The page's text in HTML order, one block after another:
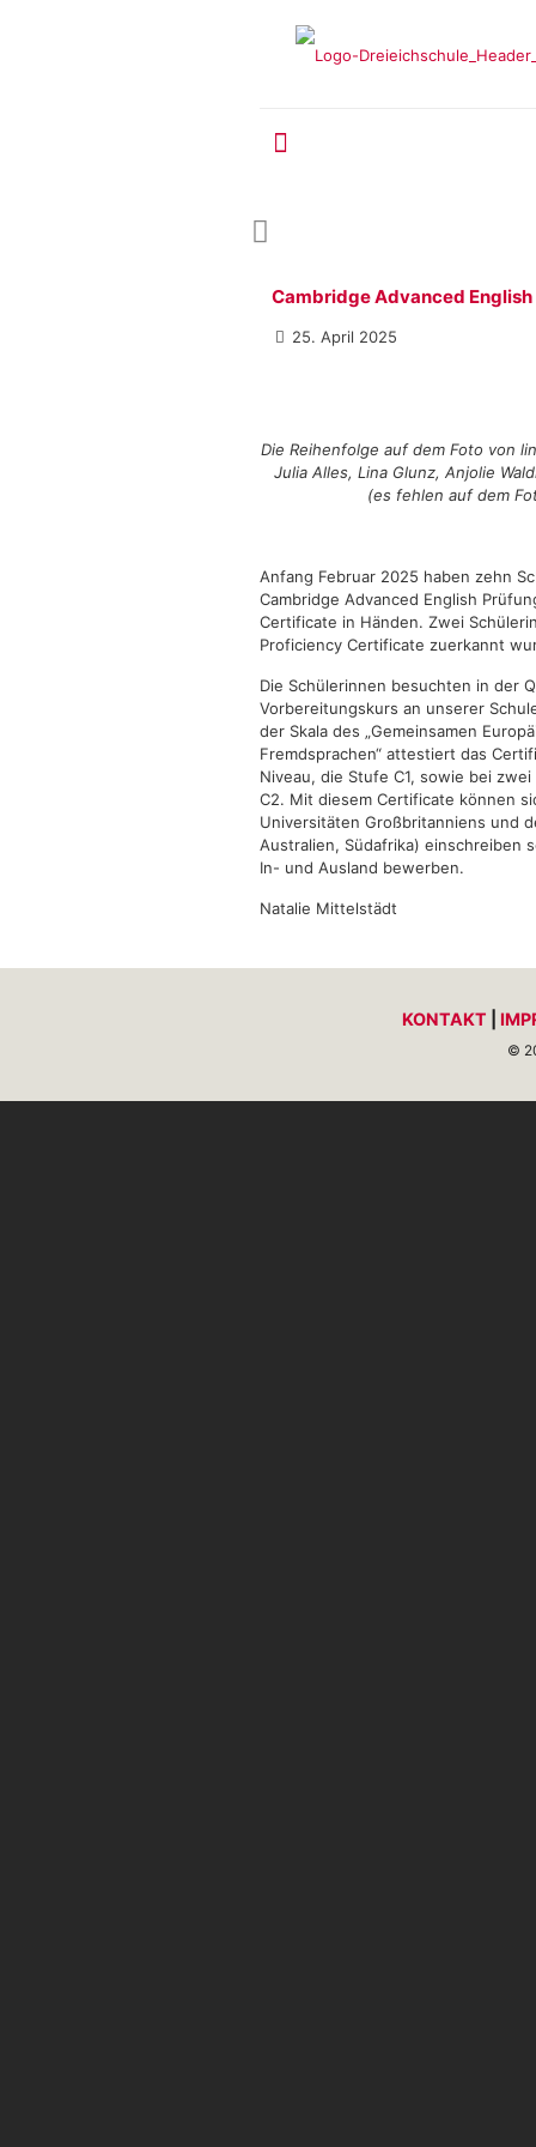
Cambridge Advanced
25. April 2025
Die Reihenfolge auf dem Foto von
Julia Alles, Lina Glunz, Anjolie
(es fehlen auf dem
Anfang Februar 2025 haben zehn
Cambridge Advanced English
Certificate in Händen. Zwei
Proficiency Certificate zuerkannt
Die Schülerinnen besuchten in der
Vorbereitungskurs an unserer
der Skala des „Gemeinsamen
Fremdsprachen“ attestiert das
Niveau, die Stufe C1, sowie bei
C2. Mit diesem Certificate können
Universitäten Großbritanniens und
Australien, Südafrika) einschreiben
In- und Ausland bewerben.
Natalie Mittelstädt
KONTAKT
©